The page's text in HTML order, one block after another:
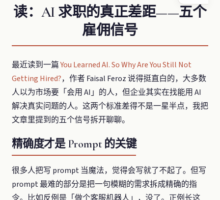
读：AI 求职的真正差距——五个
雇佣信号
最近读到一篇You Learned AI. So Why Are You Still Not
Getting Hired?，作者 Faisal Feroz 说得挺直白的，大多数
人以为市场要「会用 AI」的人，但企业其实在找能用 AI
解决真实问题的人。这两个标准差得不是一星半点，我把
文章里提到的五个信号拆开聊聊。
精确度才是 Prompt 的关键
很多人把写 prompt 当魔法，觉得会写就了不起了。但写
prompt 最难的部分是把一句模糊的需求拆成精确的指